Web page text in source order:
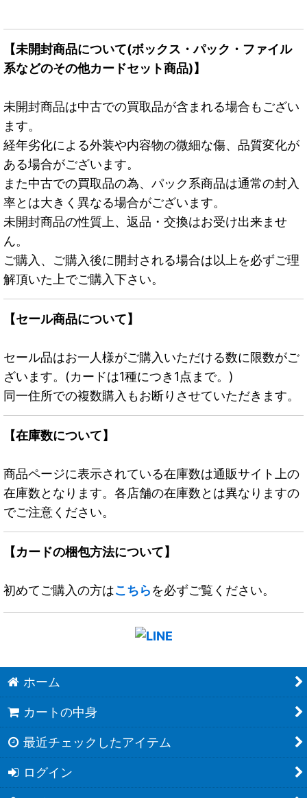
【未開封商品について(ボックス・パック・ファイル
系などのその他カードセット商品)】
未開封商品は中古での買取品が含まれる場合もござい
ます。
経年劣化による外装や内容物の微細な傷、品質変化が
ある場合がございます。
また中古での買取品の為、パック系商品は通常の封入
率とは大きく異なる場合がございます。
未開封商品の性質上、返品・交換はお受け出来ませ
ん。
ご購入、ご購入後に開封される場合は以上を必ずご理
解頂いた上でご購入下さい。
【セール商品について】
セール品はお一人様がご購入いただける数に限数がご
ざいます。(カードは1種につき1点まで。)
同一住所での複数購入もお断りさせていただきます。
【在庫数について】
商品ページに表示されている在庫数は通販サイト上の
在庫数となります。各店舗の在庫数とは異なりますの
でご注意ください。
【カードの梱包方法について】
初めてご購入の方はこちらを必ずご覧ください。
ホーム
カートの中身
最近チェックしたアイテム
ログイン